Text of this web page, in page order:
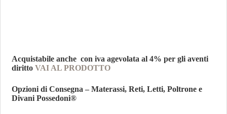
Acquistabile anche con iva agevolata al 4% per gli aventi
dirittoVAI AL PRODOTTO
Opzioni di Consegna – Materassi, Reti, Letti, Poltrone e
Divani Possedoni®